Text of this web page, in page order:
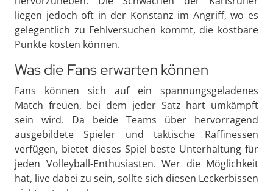
liegen jedoch oft in der Konstanz im Angriff, wo es
gelegentlich zu Fehlversuchen kommt, die kostbare
Punkte kosten können.
Was die Fans erwarten können
Fans können sich auf ein spannungsgeladenes
Match freuen, bei dem jeder Satz hart umkämpft
sein wird. Da beide Teams über hervorragend
ausgebildete Spieler und taktische Raffinessen
verfügen, bietet dieses Spiel beste Unterhaltung für
jeden Volleyball-Enthusiasten. Wer die Möglichkeit
hat, live dabei zu sein, sollte sich diesen Leckerbissen